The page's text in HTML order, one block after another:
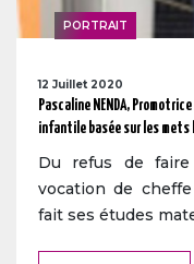
PORTRAIT
12 Juillet 2020
Pascaline NENDA,
infantile basée sur les mets
Du refus de
vocation de
fait ses études